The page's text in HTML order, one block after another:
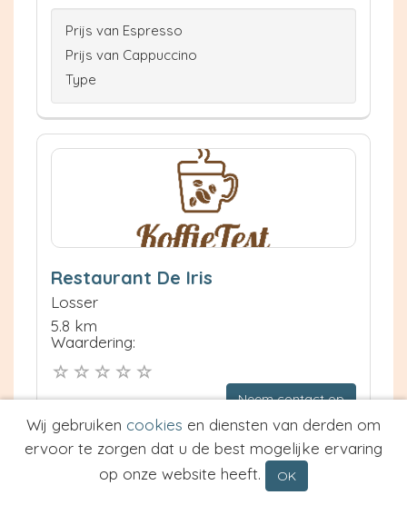
Prijs van Espresso
Prijs van Cappuccino
Type
Restaurant De Iris
Losser
5.8 km
Waardering:
Neem contact op
Meer informatie
Prijs van Espresso
Prijs van Cappuccino
Wij gebruiken cookies en diensten van derden om
ervoor te zorgen dat u de best mogelijke ervaring
op onze website heeft.
OK